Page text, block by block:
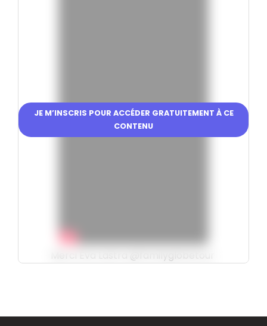
JE M’INSCRIS POUR ACCÉDER GRATUITEMENT À CE
CONTENU